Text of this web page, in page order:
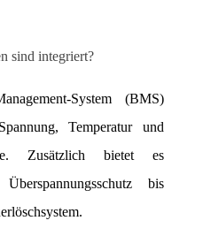
sind integriert?
System (BMS)
Temperatur und
Zusätzlich bietet es
bis